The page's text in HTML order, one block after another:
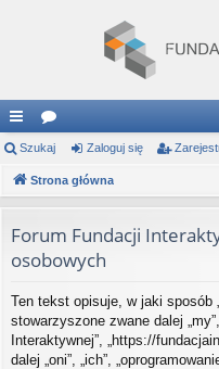
ię
ce
…
or
a
Szukaj Zaloguj się
Strona główna
Forum Fundacji
osobowych
Ten tekst opisuje, w jaki sposób
stowarzyszone zwane dalej
Interaktywnej”, „https://
dalej „oni”, „ich”,